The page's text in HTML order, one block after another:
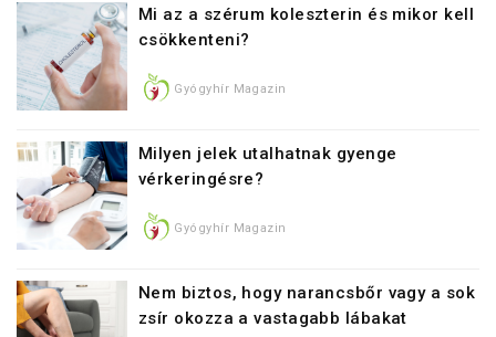
Mi az a szérum koleszterin és mikor kell
csökkenteni?
Gyógyhír Magazin
Milyen jelek utalhatnak gyenge
vérkeringésre?
Gyógyhír Magazin
Nem biztos, hogy narancsbőr vagy a sok
zsír okozza a vastagabb lábakat